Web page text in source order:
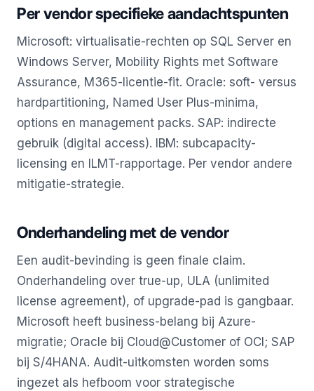
Per vendor specifieke aandachtspunten
Microsoft: virtualisatie-rechten op SQL Server en
Windows Server, Mobility Rights met Software
Assurance, M365-licentie-fit. Oracle: soft- versus
hardpartitioning, Named User Plus-minima,
options en management packs. SAP: indirecte
gebruik (digital access). IBM: subcapacity-
licensing en ILMT-rapportage. Per vendor andere
mitigatie-strategie.
Onderhandeling met de vendor
Een audit-bevinding is geen finale claim.
Onderhandeling over true-up, ULA (unlimited
license agreement), of upgrade-pad is gangbaar.
Microsoft heeft business-belang bij Azure-
migratie; Oracle bij Cloud@Customer of OCI; SAP
bij S/4HANA. Audit-uitkomsten worden soms
ingezet als hefboom voor strategische